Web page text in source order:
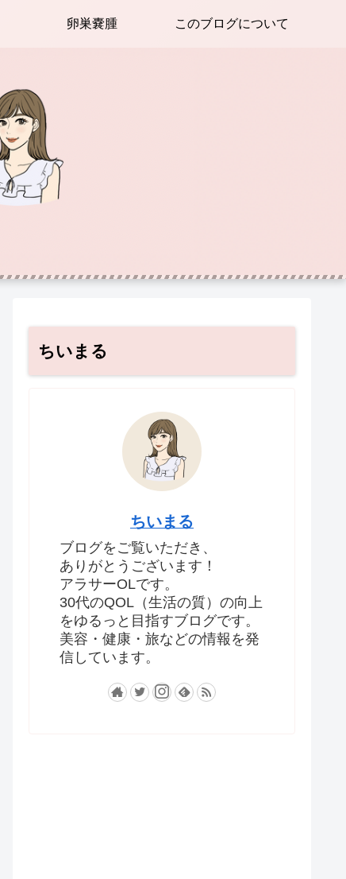
卵巣嚢腫 このブログについて
ちいまる
ちいまる
ブログをご覧いただき、
ありがとうございます！
アラサーOLです。
30代のQOL（生活の質）の向上
をゆるっと目指すブログです。
美容・健康・旅などの情報を発
信しています。